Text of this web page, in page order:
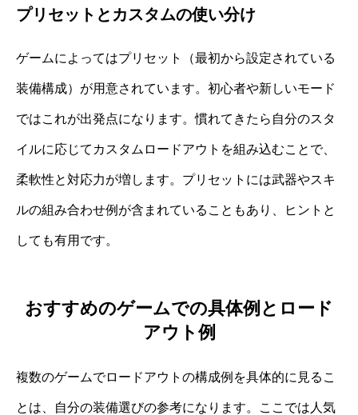
プリセットとカスタムの使い分け
ゲームによってはプリセット（最初から設定されている
装備構成）が用意されています。初心者や新しいモード
ではこれが出発点になります。慣れてきたら自分のスタ
イルに応じてカスタムロードアウトを組み込むことで、
柔軟性と対応力が増します。プリセットには武器やスキ
ルの組み合わせ例が含まれていることもあり、ヒントと
しても有用です。
おすすめのゲームでの具体例とロード
アウト例
複数のゲームでロードアウトの構成例を具体的に見るこ
とは、自分の装備選びの参考になります。ここでは人気